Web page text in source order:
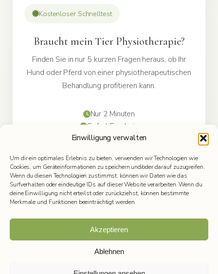
Einwilligung verwalten
Um dir ein optimales Erlebnis zu bieten, verwenden wir Technologien wie
Cookies, um Geräteinformationen zu speichern und/oder darauf zuzugreifen.
Wenn du diesen Technologien zustimmst, können wir Daten wie das
Surfverhalten oder eindeutige IDs auf dieser Website verarbeiten. Wenn du
deine Einwilligung nicht erteilst oder zurückziehst, können bestimmte
Merkmale und Funktionen beeinträchtigt werden.
Akzeptieren
Ablehnen
Kostenloser Schnelltest
Braucht mein Tier Physiotherapie?
Finden Sie in nur 5 kurzen Fragen heraus, ob Ihr
Hund oder Pferd von einer physiotherapeutischen
Behandlung profitieren kann.
Nur 2 Minuten
Sofort Ergebnis
100% kostenlos
Jetzt starten